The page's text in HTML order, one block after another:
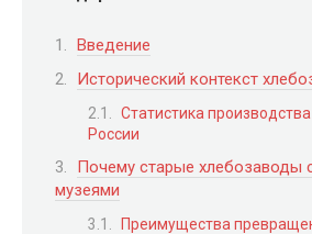
Введение
Исторический контекст
Статистика
России
Почему старые хлебозаводы
музеями
Преимущества